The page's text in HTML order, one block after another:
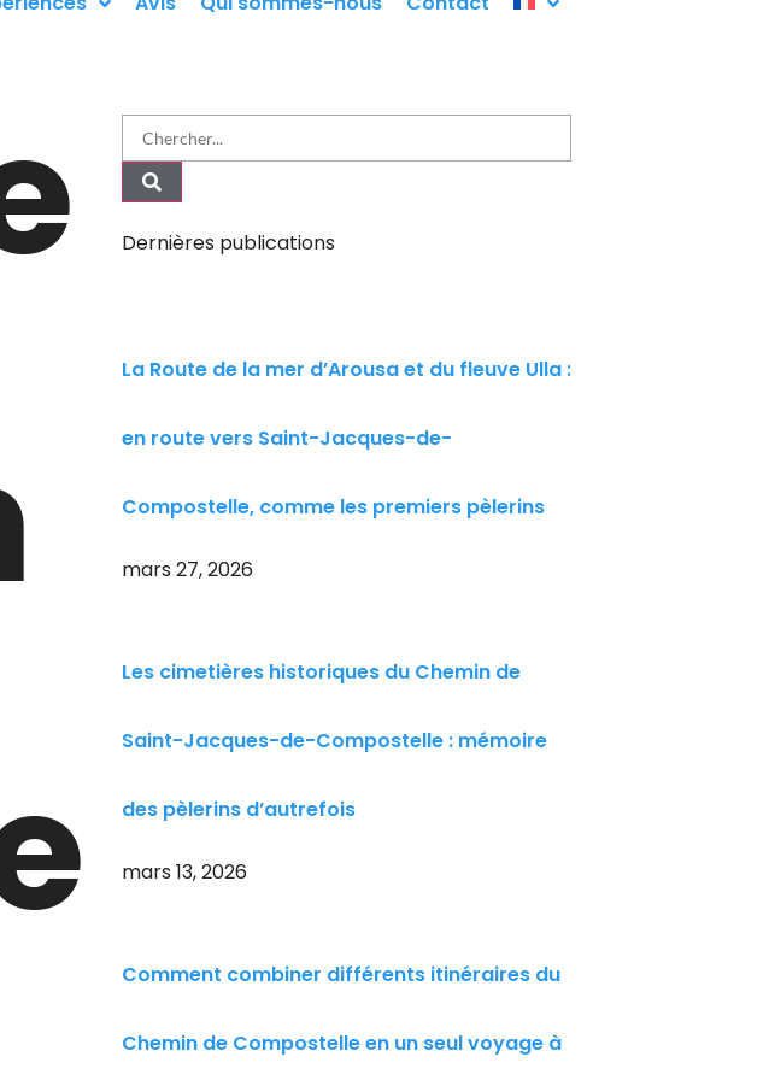
Dernières publications
La Route de la mer d’Arousa et du fleuve Ulla :
en route vers Saint-Jacques-de-
Compostelle, comme les premiers pèlerins
mars 27, 2026
Les cimetières historiques du Chemin de
Saint-Jacques-de-Compostelle : mémoire
des pèlerins d’autrefois
mars 13, 2026
Comment combiner différents itinéraires du
Chemin de Compostelle en un seul voyage à